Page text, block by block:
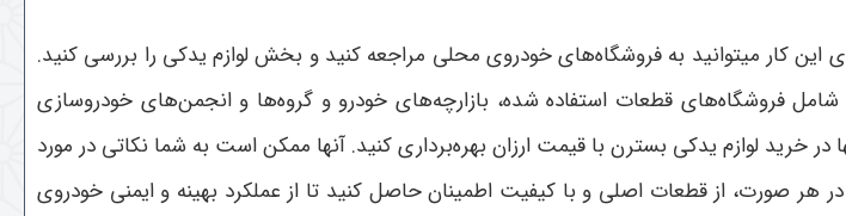
کار میتوانید به فروشگاه‌های خودروی محلی مراجعه کنید و بخش لوازم یدکی را بررسی کنید.
شامل فروشگاه‌های قطعات استفاده شده، بازارچه‌های خودرو و گروه‌ها و انجمن‌های خودروسازی
خرید لوازم یدکی بسترن با قیمت ارزان بهره‌برداری کنید. آنها ممکن است به شما نکاتی در مورد
صورت، از قطعات اصلی و با کیفیت اطمینان حاصل کنید تا از عملکرد بهینه و ایمنی خودروی